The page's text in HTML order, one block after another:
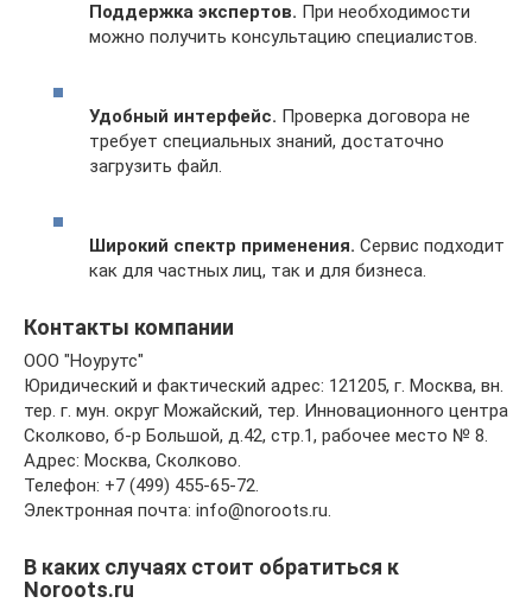
Поддержка экспертов. При необходимости
можно получить консультацию специалистов.
Удобный интерфейс. Проверка договора не
требует специальных знаний, достаточно
загрузить файл.
Широкий спектр применения. Сервис подходит
как для частных лиц, так и для бизнеса.
Контакты компании
ООО "Ноурутс"
Юридический и фактический адрес: 121205, г. Москва, вн.
тер. г. мун. округ Можайский, тер. Инновационного центра
Сколково, б-р Большой, д.42, стр.1, рабочее место № 8.
Адрес: Москва, Сколково.
Телефон: +7 (499) 455-65-72.
Электронная почта: info@noroots.ru.
В каких случаях стоит обратиться к
Noroots.ru